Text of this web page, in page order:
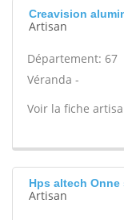
Creavision
Artisan
Département: 67
Véranda -
Voir la fiche
Hps altech Onne
Artisan